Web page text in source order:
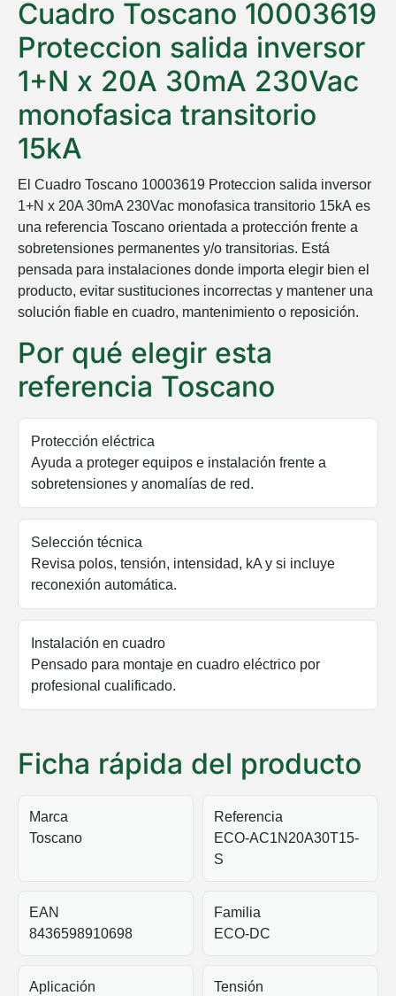
Cuadro Toscano 10003619
Proteccion salida inversor
1+N x 20A 30mA 230Vac
monofasica transitorio
15kA
El Cuadro Toscano 10003619 Proteccion salida inversor
1+N x 20A 30mA 230Vac monofasica transitorio 15kA es
una referencia Toscano orientada a protección frente a
sobretensiones permanentes y/o transitorias. Está
pensada para instalaciones donde importa elegir bien el
producto, evitar sustituciones incorrectas y mantener una
solución fiable en cuadro, mantenimiento o reposición.
Por qué elegir esta
referencia Toscano
Protección eléctrica
Ayuda a proteger equipos e instalación frente a
sobretensiones y anomalías de red.
Selección técnica
Revisa polos, tensión, intensidad, kA y si incluye
reconexión automática.
Instalación en cuadro
Pensado para montaje en cuadro eléctrico por
profesional cualificado.
Ficha rápida del producto
Marca
Toscano
Referencia
ECO-AC1N20A30T15-
S
EAN
8436598910698
Familia
ECO-DC
Aplicación
Tensión